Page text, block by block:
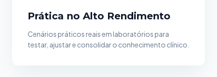
Prática no Alto Rendimento
Cenários práticos reais em laboratórios para
testar, ajustar e consolidar o conhecimento clínico.